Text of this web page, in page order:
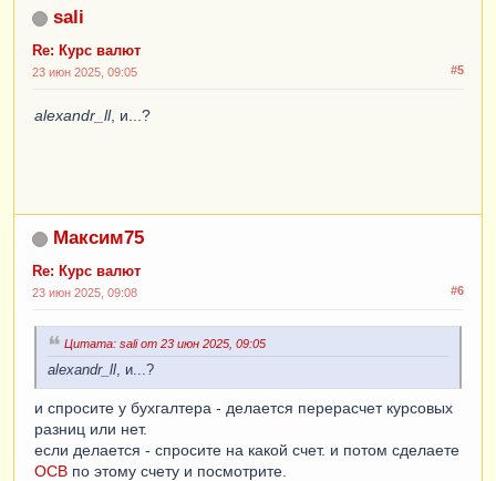
sali
Re: Курс валют
#5
23 июн 2025, 09:05
alexandr_ll, и...?
Максим75
Re: Курс валют
#6
23 июн 2025, 09:08
Цитата: sali от 23 июн 2025, 09:05
alexandr_ll, и...?
и спросите у бухгалтера - делается перерасчет курсовых
разниц или нет.
если делается - спросите на какой счет. и потом сделаете
ОСВ по этому счету и посмотрите.